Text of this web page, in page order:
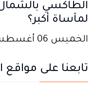
الطاكسي
لمأساة أكبر؟
الخميس 06 أغسطس 2026
تابعنا على مواقع